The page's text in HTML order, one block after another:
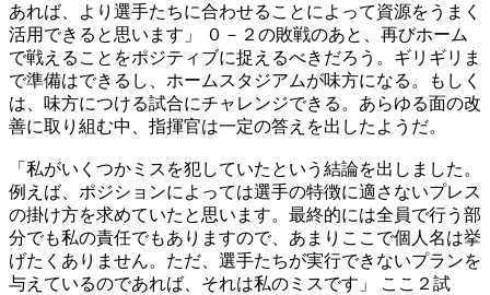
あれば、より選手たちに合わせることによって資源をうまく
活用できると思います」 ０－２の敗戦のあと、再びホーム
で戦えることをポジティブに捉えるべきだろう。ギリギリま
で準備はできるし、ホームスタジアムが味方になる。もしく
は、味方につける試合にチャレンジできる。あらゆる面の改
善に取り組む中、指揮官は一定の答えを出したようだ。
「私がいくつかミスを犯していたという結論を出しました。
例えば、ポジションによっては選手の特徴に適さないプレス
の掛け方を求めていたと思います。最終的には全員で行う部
分でも私の責任でもありますので、あまりここで個人名は挙
げたくありません。ただ、選手たちが実行できないプランを
与えているのであれば、それは私のミスです」 ここ２試